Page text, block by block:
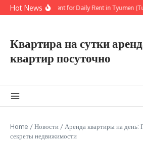
Перейти к содержанию
Hot NewsApartment for Daily Rent in Tyumen
Квартира на сутки
квартир посуточно
Home /Новости / Аренда квартиры на день:
секреты недвижимости